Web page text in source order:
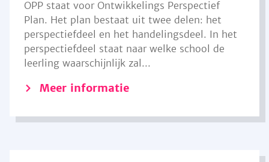
OPP staat voor Ontwikkelings Perspectief
Plan. Het plan bestaat uit twee delen: het
perspectiefdeel en het handelingsdeel. In het
perspectiefdeel staat naar welke school de
leerling waarschijnlijk zal...
Meer informatie